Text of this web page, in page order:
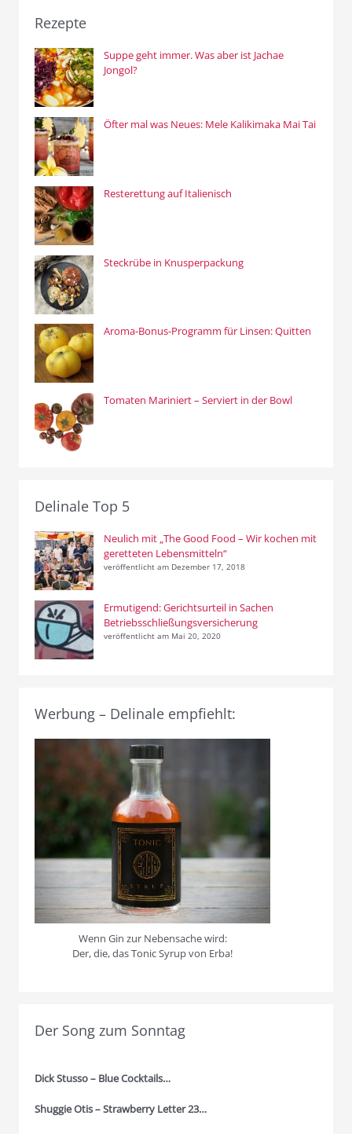
Rezepte
Suppe geht immer. Was aber ist Jachae
Jongol?
Öfter mal was Neues: Mele Kalikimaka Mai Tai
Resterettung auf Italienisch
Steckrübe in Knusperpackung
Aroma-Bonus-Programm für Linsen: Quitten
Tomaten Mariniert – Serviert in der Bowl
Delinale Top 5
Neulich mit „The Good Food – Wir kochen mit
geretteten Lebensmitteln“
veröffentlicht am Dezember 17, 2018
Ermutigend: Gerichtsurteil in Sachen
Betriebsschließungsversicherung
veröffentlicht am Mai 20, 2020
Werbung – Delinale empfiehlt:
Wenn Gin zur Nebensache wird:
Der, die, das Tonic Syrup von Erba!
Der Song zum Sonntag
Dick Stusso – Blue Cocktails…
Shuggie Otis – Strawberry Letter 23…